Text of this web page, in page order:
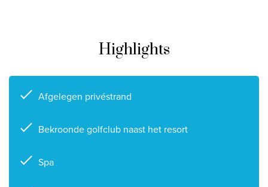
Highlights
Afgelegen privéstrand
Bekroonde golfclub naast het resort
Spa